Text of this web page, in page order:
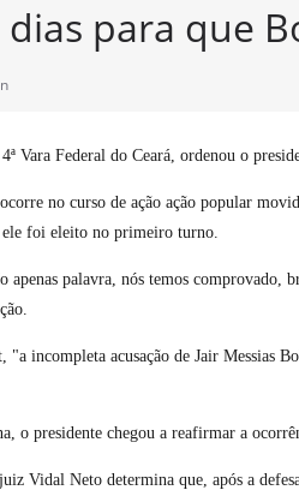
dias para que
Vara Federal do Ceará, ordenou o
no curso de ação ação popular
ele foi eleito no primeiro turno.
apenas palavra, nós temos
"a incompleta acusação de Jair Messias
o presidente chegou a reafirmar a
Vidal Neto determina que, após a